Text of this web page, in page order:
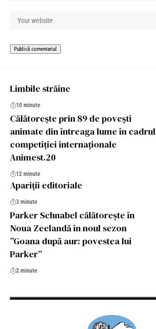
Limbile străine
10 minute
Călătorește prin 89 de povești
animate din întreaga lume în cadrul
competiției internaționale
Animest.20
12 minute
Apariţii editoriale
3 minute
Parker Schnabel călătoreşte în
Noua Zeelandă în noul sezon
”Goana după aur: povestea lui
Parker”
2 minute